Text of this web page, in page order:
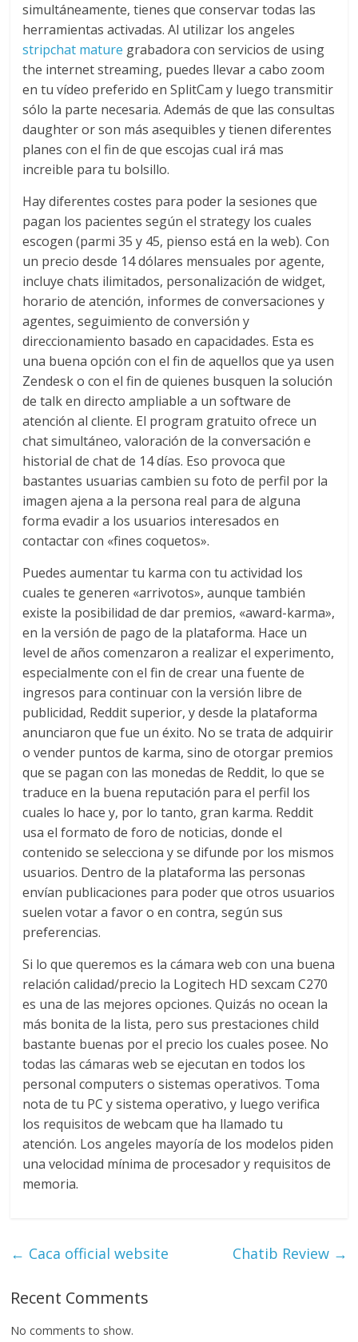
simultáneamente, tienes que conservar todas las
herramientas activadas. Al utilizar los angeles
stripchat mature grabadora con servicios de using
the internet streaming, puedes llevar a cabo zoom
en tu vídeo preferido en SplitCam y luego transmitir
sólo la parte necesaria. Además de que las consultas
daughter or son más asequibles y tienen diferentes
planes con el fin de que escojas cual irá mas
increible para tu bolsillo.
Hay diferentes costes para poder la sesiones que
pagan los pacientes según el strategy los cuales
escogen (parmi 35 y 45, pienso está en la web). Con
un precio desde 14 dólares mensuales por agente,
incluye chats ilimitados, personalización de widget,
horario de atención, informes de conversaciones y
agentes, seguimiento de conversión y
direccionamiento basado en capacidades. Esta es
una buena opción con el fin de aquellos que ya usen
Zendesk o con el fin de quienes busquen la solución
de talk en directo ampliable a un software de
atención al cliente. El program gratuito ofrece un
chat simultáneo, valoración de la conversación e
historial de chat de 14 días. Eso provoca que
bastantes usuarias cambien su foto de perfil por la
imagen ajena a la persona real para de alguna
forma evadir a los usuarios interesados en
contactar con «fines coquetos».
Puedes aumentar tu karma con tu actividad los
cuales te generen «arrivotos», aunque también
existe la posibilidad de dar premios, «award-karma»,
en la versión de pago de la plataforma. Hace un
level de años comenzaron a realizar el experimento,
especialmente con el fin de crear una fuente de
ingresos para continuar con la versión libre de
publicidad, Reddit superior, y desde la plataforma
anunciaron que fue un éxito. No se trata de adquirir
o vender puntos de karma, sino de otorgar premios
que se pagan con las monedas de Reddit, lo que se
traduce en la buena reputación para el perfil los
cuales lo hace y, por lo tanto, gran karma. Reddit
usa el formato de foro de noticias, donde el
contenido se selecciona y se difunde por los mismos
usuarios. Dentro de la plataforma las personas
envían publicaciones para poder que otros usuarios
suelen votar a favor o en contra, según sus
preferencias.
Si lo que queremos es la cámara web con una buena
relación calidad/precio la Logitech HD sexcam C270
es una de las mejores opciones. Quizás no ocean la
más bonita de la lista, pero sus prestaciones child
bastante buenas por el precio los cuales posee. No
todas las cámaras web se ejecutan en todos los
personal computers o sistemas operativos. Toma
nota de tu PC y sistema operativo, y luego verifica
los requisitos de webcam que ha llamado tu
atención. Los angeles mayoría de los modelos piden
una velocidad mínima de procesador y requisitos de
memoria.
← Caca official website Chatib Review →
Recent Comments
No comments to show.